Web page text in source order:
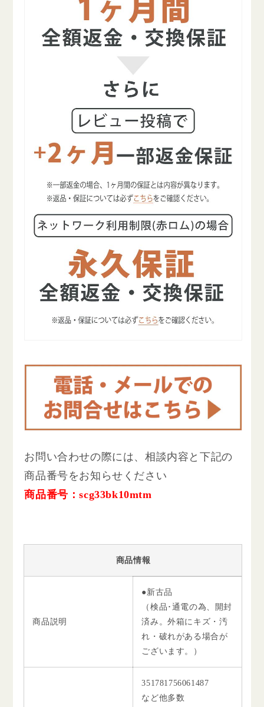
お問い合わせの際には、相談内容と下記の
商品番号をお知らせください
商品番号：scg33bk10mtm
商品情報
商品説明
●新古品
（検品･通電の為、開封
済み。外箱にキズ・汚
れ・破れがある場合が
ございます。）
351781756061487
など他多数